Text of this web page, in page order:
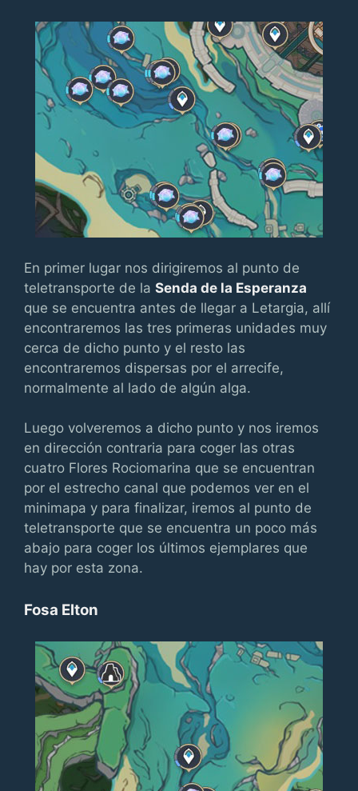
En primer lugar nos dirigiremos al punto de
teletransporte de la Senda de la Esperanza
que se encuentra antes de llegar a Letargia, allí
encontraremos las tres primeras unidades muy
cerca de dicho punto y el resto las
encontraremos dispersas por el arrecife,
normalmente al lado de algún alga.
Luego volveremos a dicho punto y nos iremos
en dirección contraria para coger las otras
cuatro Flores Rociomarina que se encuentran
por el estrecho canal que podemos ver en el
minimapa y para finalizar, iremos al punto de
teletransporte que se encuentra un poco más
abajo para coger los últimos ejemplares que
hay por esta zona.
Fosa Elton